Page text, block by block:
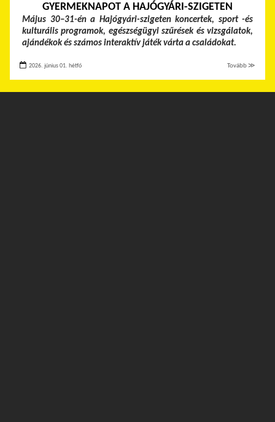
GYERMEKNAPOT A HAJÓGYÁRI-SZIGETEN
Május 30–31-én a Hajógyári-szigeten koncertek, sport -és
kulturális programok, egészségügyi szűrések és vizsgálatok,
ajándékok és számos interaktív játék várta a családokat.
2026. június 01. hétfő Tovább ≫